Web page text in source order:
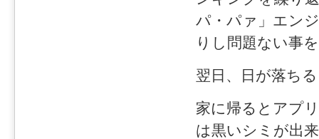
パ・パァ」エン
りし問題ない事
翌日、日が落ち
家に帰るとアプ
は黒いシミが出